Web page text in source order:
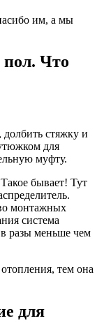
им, а мы
Что
стяжку и
для
муфту.
бывает! Тут
монтажных
система
разы меньше чем
тем она
для